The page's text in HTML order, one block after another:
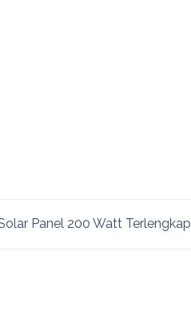
Panel 200 Watt Terlengkap